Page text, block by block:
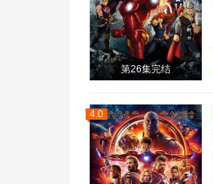
第26集完结
4.0